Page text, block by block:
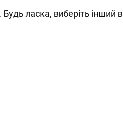
ласка, виберіть інший